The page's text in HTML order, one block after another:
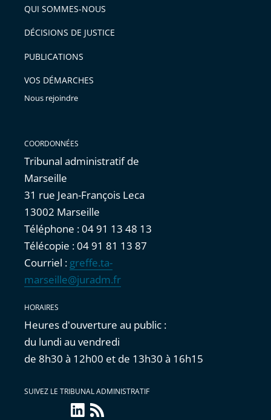
arriver
après
l'article
pour
avant
QUI SOMMES-NOUS
DÉCISIONS DE JUSTICE
PUBLICATIONS
VOS DÉMARCHES
Nous rejoindre
COORDONNÉES
Tribunal administratif de
Marseille
31 rue Jean-François Leca
13002 Marseille
Téléphone : 04 91 13 48 13
Télécopie : 04 91 81 13 87
Courriel : greffe.ta-
marseille@juradm.fr
HORAIRES
Heures d'ouverture au public :
du lundi au vendredi
de 8h30 à 12h00 et de 13h30 à 16h15
SUIVEZ LE TRIBUNAL ADMINISTRATIF
linkedin
Flux